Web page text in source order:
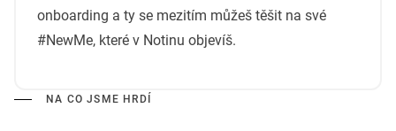
onboarding a ty se mezitím můžeš těšit na své
#NewMe, které v Notinu objevíš.
NA CO JSME HRDÍ